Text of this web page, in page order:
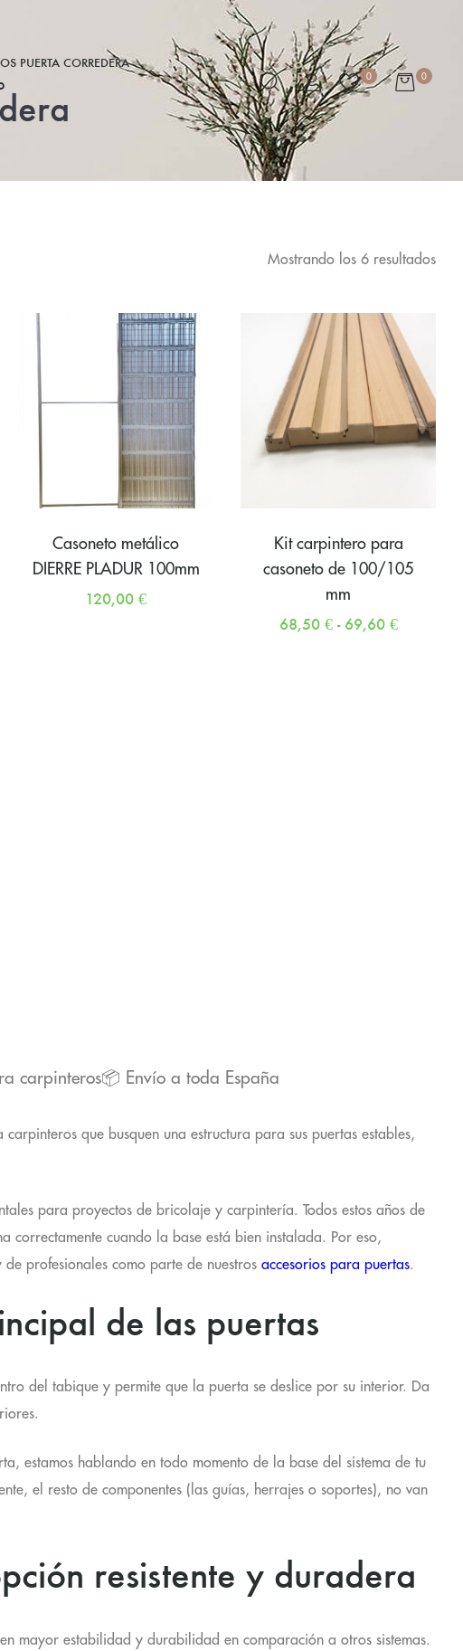
0 0
PUERTA CORREDERA
Mostrando los 6 resultados
Casoneto metálico
DIERRE PLADUR 100mm
120,00 €
Kit carpintero para
casoneto de 100/105
mm
68,50 € - 69,60 €
carpinteros📦 Envío a toda España
carpinteros que busquen una estructura para sus puertas estables,
para proyectos de bricolaje y carpintería. Todos estos años de
correctamente cuando la base está bien instalada. Por eso,
profesionales como parte de nuestros accesorios para puertas.
de las puertas
del tabique y permite que la puerta se deslice por su interior. Da
estamos hablando en todo momento de la base del sistema de tu
el resto de componentes (las guías, herrajes o soportes), no van
resistente y duradera
mayor estabilidad y durabilidad en comparación a otros sistemas.